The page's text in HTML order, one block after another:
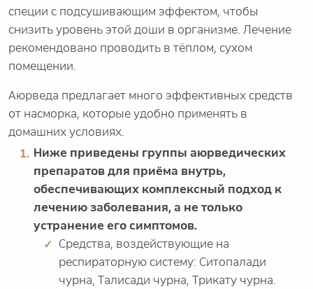
специи с подсушивающим эффектом, чтобы
снизить уровень этой доши в организме. Лечение
рекомендовано проводить в тёплом, сухом
помещении.
Аюрведа предлагает много эффективных средств
от насморка, которые удобно применять в
домашних условиях.
Ниже приведены группы аюрведических
препаратов для приёма внутрь,
обеспечивающих комплексный подход к
лечению заболевания, а не только
устранение его симптомов.
Средства, воздействующие на
респираторную систему: Ситопалади
чурна, Талисади чурна, Трикату чурна.